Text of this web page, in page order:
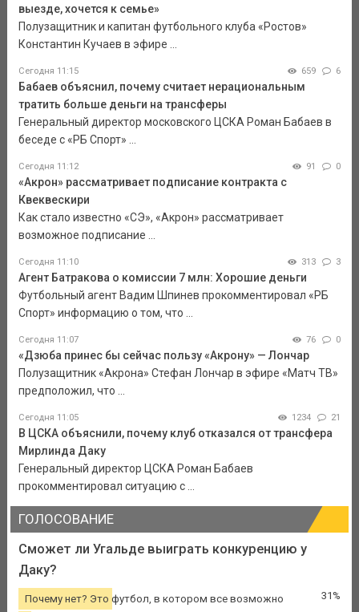
выезде, хочется к семье»
Полузащитник и капитан футбольного клуба «Ростов»
Константин Кучаев в эфире ...
Сегодня 11:15 659 6
Бабаев объяснил, почему считает нерациональным
тратить больше деньги на трансферы
Генеральный директор московского ЦСКА Роман Бабаев в
беседе с «РБ Спорт» ...
Сегодня 11:12 91 0
«Акрон» рассматривает подписание контракта с
Квеквескири
Как стало известно «СЭ», «Акрон» рассматривает
возможное подписание ...
Сегодня 11:10 313 3
Агент Батракова о комиссии 7 млн: Хорошие деньги
Футбольный агент Вадим Шпинев прокомментировал «РБ
Спорт» информацию о том, что ...
Сегодня 11:07 76 0
«Дзюба принес бы сейчас пользу «Акрону» — Лончар
Полузащитник «Акрона» Стефан Лончар в эфире «Матч ТВ»
предположил, что ...
Сегодня 11:05 1234 21
В ЦСКА объяснили, почему клуб отказался от трансфера
Мирлинда Даку
Генеральный директор ЦСКА Роман Бабаев
прокомментировал ситуацию с ...
ГОЛОСОВАНИЕ
Сможет ли Угальде выиграть конкуренцию у
Даку?
Почему нет? Это футбол, в котором все возможно 31%